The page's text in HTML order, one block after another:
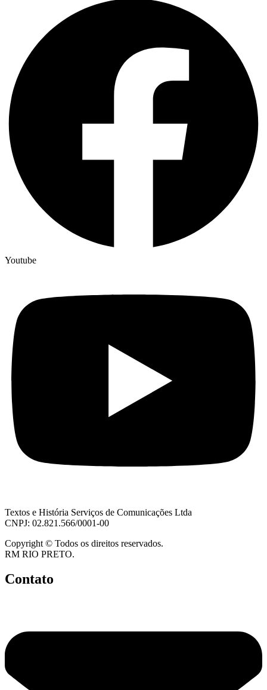
Youtube
Textos e História Serviços de Comunicações Ltda
CNPJ: 02.821.566/0001-00
Copyright © Todos os direitos reservados.
RM RIO PRETO.
Contato